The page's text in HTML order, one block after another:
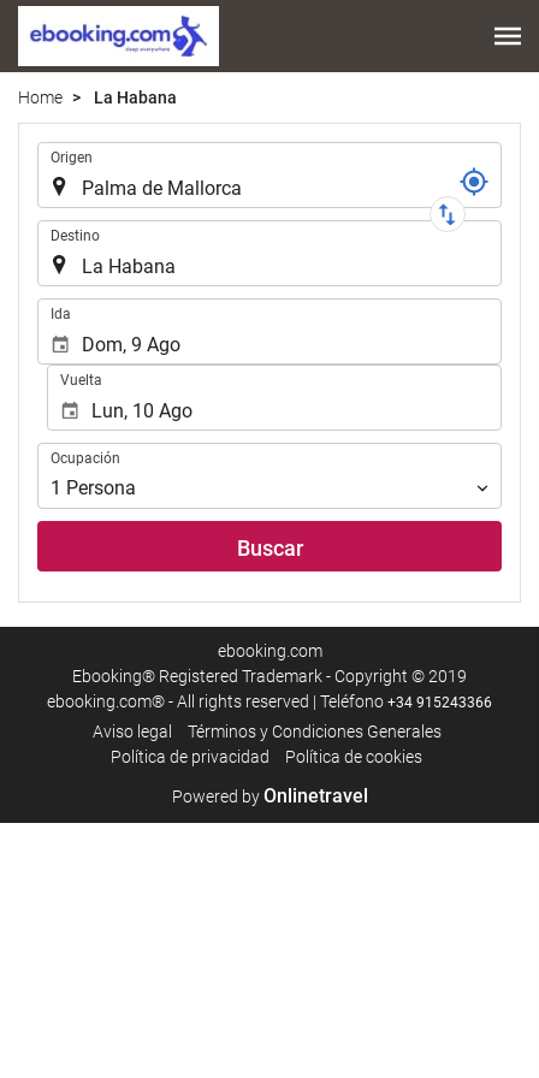
Home La Habana
Trayecto
Origen
Destino
Ida
Vuelta
Ocupación
Ocupación
1 Persona
Buscar
ebooking.com
Ebooking® Registered Trademark - Copyright © 2019
ebooking.com® - All rights reserved | Teléfono +34 915243366
Aviso legal
Términos y Condiciones Generales
Política de privacidad
Política de cookies
Powered byOnlinetravel